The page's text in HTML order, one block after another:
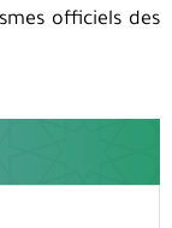
officiels des